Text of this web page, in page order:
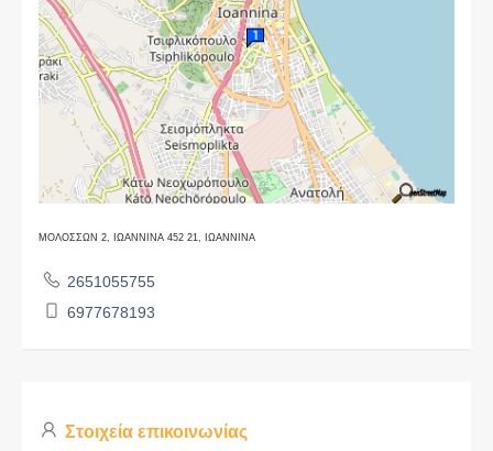
ΜΟΛΟΣΣΩΝ 2, ΙΩΑΝΝΙΝΑ 452 21, ΙΩΑΝΝΙΝΑ
2651055755
6977678193
Στοιχεία επικοινωνίας